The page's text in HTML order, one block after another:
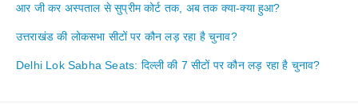
आर जी कर अस्पताल से सुप्रीम कोर्ट तक, अब तक क्या-क्या हुआ?
उत्तराखंड की लोकसभा सीटों पर कौन लड़ रहा है चुनाव?
Delhi Lok Sabha Seats: दिल्ली की 7 सीटों पर कौन लड़ रहा है चुनाव?